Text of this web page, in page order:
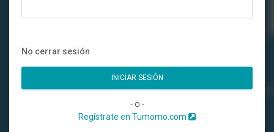
No cerrar sesión
- o -
Regístrate en Tumomo.com